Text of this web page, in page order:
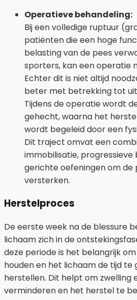
Operatieve behandeling:
Bij een volledige ruptuur
patiënten die een hoge
belasting van de pees
sporters, kan een operatie
Echter dit is niet altijd
beter met betrekking tot
Tijdens de operatie wordt
gehecht, waarna het
wordt begeleid door een
Dit traject omvat een
immobilisatie, progressieve
gerichte oefeningen om de
versterken.
Herstelproces
De eerste week na de blessure
lichaam zich in de
deze periode is het belangrijk
houden en het lichaam de tijd te
herstellen. Dit helpt om zwelling
verminderen en het herstel te